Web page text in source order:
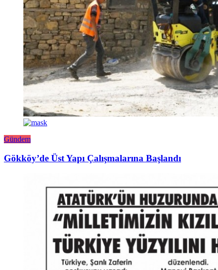
Gündem
Gökköy’de Üst Yapı Çalışmalarına Başlandı